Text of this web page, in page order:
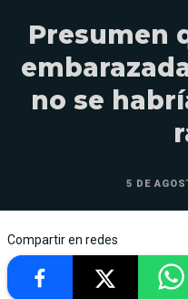
Presumen
no se
5 DE
Compartir en redes